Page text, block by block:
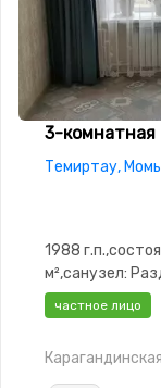
3-комнатная
Темиртау,
1988
м²,санузел:
частное лицо